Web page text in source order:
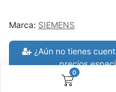
0
Marca: SIEMENS
¿Aún no tienes
precios